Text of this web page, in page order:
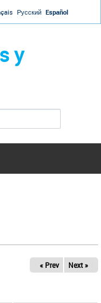
Русский Español
y
« Prev Next »